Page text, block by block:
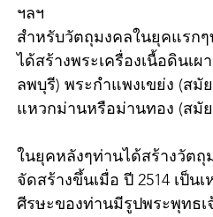
สำหรับวัตถุมงคลในยุคแรก
ได้สร้างพระเครื่องเนื้อดินเ
ลพบุรี) พระกำแพงเขย่ง (ส
แหวกม่านหรือม่านทอง (สมั
ในยุคหลังๆท่านได้สร้างวัตถุ
จัดสร้างขึ้นเมื่อ ปี 2514 เป็
ศีรษะของท่านมีรูปพระพุทธ